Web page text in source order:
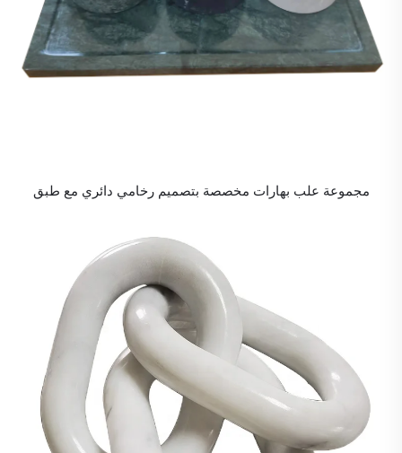
مجموعة علب بهارات مخصصة بتصميم رخامي دائري مع طبق